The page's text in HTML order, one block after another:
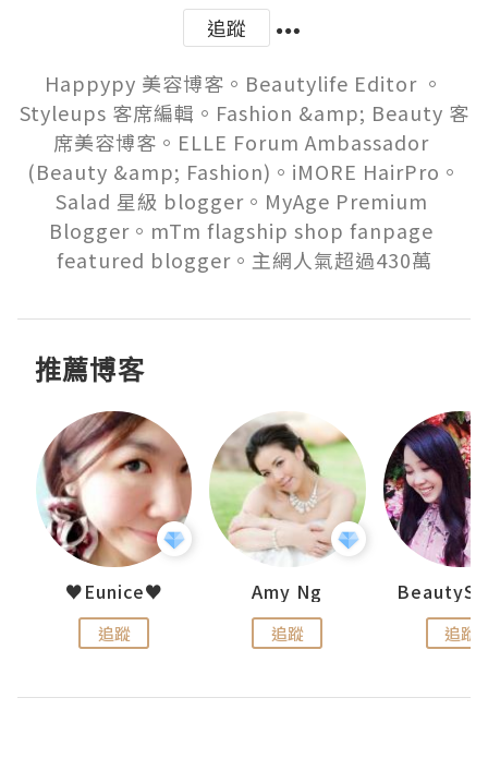
追蹤
Happypy 美容博客。Beautylife Editor 。
Styleups 客席編輯。Fashion &amp; Beauty 客
席美容博客。ELLE Forum Ambassador
(Beauty &amp; Fashion)。iMORE HairPro。
Salad 星級 blogger。MyAge Premium
Blogger。mTm flagship shop fanpage
featured blogger。主網人氣超過430萬
推薦博客
♥Eunice♥
追蹤
Amy Ng
追蹤 追蹤